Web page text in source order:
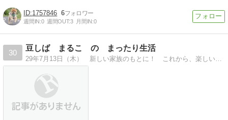
1757846 6
週間IN:0 週間OUT:3 月間IN:0
30
豆しば まるこ の まったり生活
29年7月13日（木） 新しい家族のもとに！ これから、楽しい生活が始まるのかな？